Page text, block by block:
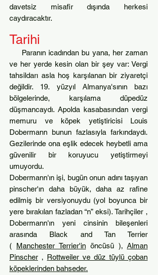
davetsiz misafir dışında herkesi
caydıracaktır.
Tarihi
Paranın icadından bu yana, her zaman
ve her yerde kesin olan bir şey var: Vergi
tahsildarı asla hoş karşılanan bir ziyaretçi
değildir. 19. yüzyıl Almanya'sının bazı
bölgelerinde, karşılama düpedüz
düşmancaydı. Apolda kasabasından vergi
memuru ve köpek yetiştiricisi Louis
Dobermann bunun fazlasıyla farkındaydı.
Gezilerinde ona eşlik edecek heybetli ama
güvenilir bir koruyucu yetiştirmeyi
umuyordu.
Dobermann'ın işi, bugün onun adını taşıyan
pinscher'ın daha büyük, daha az rafine
edilmiş bir versiyonuydu (yol boyunca bir
yere bırakılan fazladan “n” eksi). Tarihçiler ,
Dobermann'ın yeni cinsinin bileşenleri
arasında Black and Tan Terrier
( Manchester Terrier'in öncüsü ), Alman
Pinscher , Rottweiler ve düz tüylü çoban
köpeklerinden bahseder.